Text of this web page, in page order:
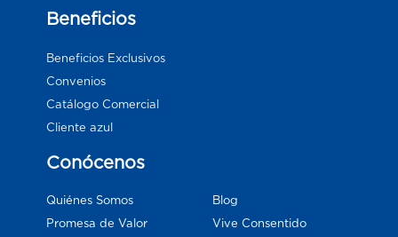
Beneficios
Beneficios Exclusivos
Convenios
Catálogo Comercial
Cliente azul
Conócenos
Quiénes Somos
Promesa de Valor
Blog
Vive Consentido